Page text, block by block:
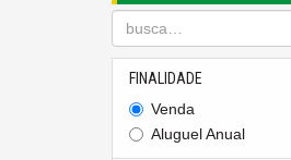
FINALIDADE
Venda
Aluguel Anual